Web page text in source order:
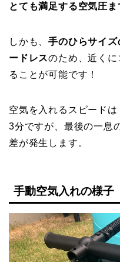
とても満足する空気圧
しかも、手のひらサイズ
ードレスのため、近く
ることが可能です！
空気を入れるスピード
3分ですが、最後の一息
差が発生します。
手動空気入れの様子